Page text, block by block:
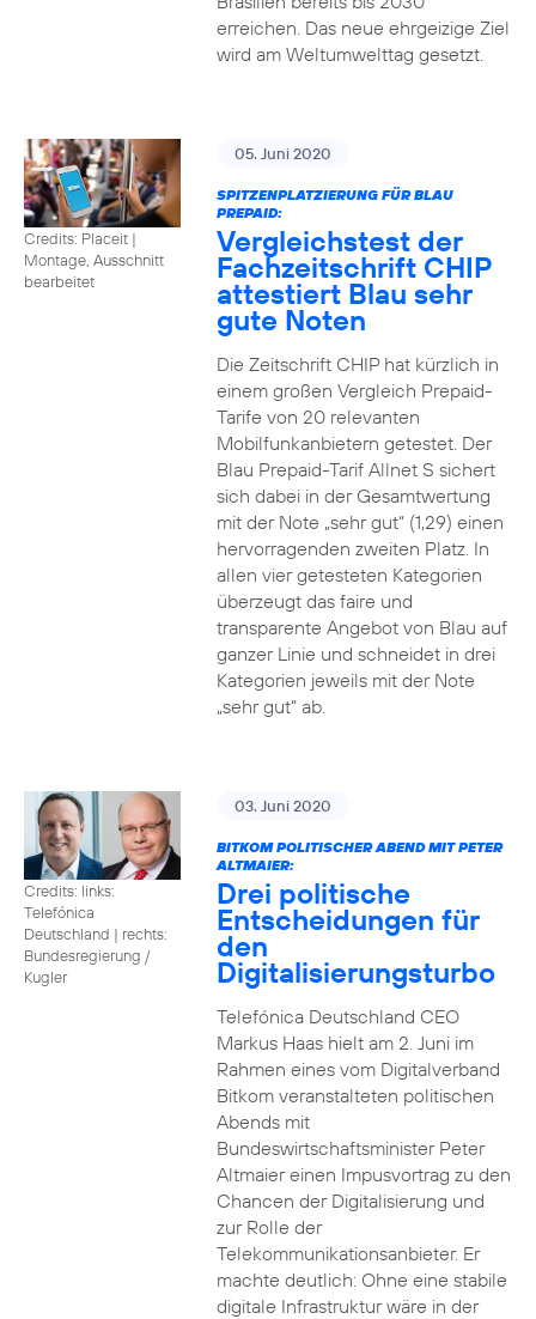
erreichen. Das neue ehrgeizige Ziel
wird am Weltumwelttag gesetzt.
Credits: Placeit |
Montage, Ausschnitt
bearbeitet
05. Juni 2020
SPITZENPLATZIERUNG FÜR BLAU
PREPAID:
Vergleichstest der
Fachzeitschrift CHIP
attestiert Blau sehr
gute Noten
Die Zeitschrift CHIP hat kürzlich in
einem großen Vergleich Prepaid-
Tarife von 20 relevanten
Mobilfunkanbietern getestet. Der
Blau Prepaid-Tarif Allnet S sichert
sich dabei in der Gesamtwertung
mit der Note „sehr gut“ (1,29) einen
hervorragenden zweiten Platz. In
allen vier getesteten Kategorien
überzeugt das faire und
transparente Angebot von Blau auf
ganzer Linie und schneidet in drei
Kategorien jeweils mit der Note
„sehr gut“ ab.
Credits: links:
Telefónica
Deutschland | rechts:
Bundesregierung /
Kugler
03. Juni 2020
BITKOM POLITISCHER ABEND MIT PETER
ALTMAIER:
Drei politische
Entscheidungen für
den
Digitalisierungsturbo
Telefónica Deutschland CEO
Markus Haas hielt am 2. Juni im
Rahmen eines vom Digitalverband
Bitkom veranstalteten politischen
Abends mit
Bundeswirtschaftsminister Peter
Altmaier einen Impusvortrag zu den
Chancen der Digitalisierung und
zur Rolle der
Telekommunikationsanbieter. Er
machte deutlich: Ohne eine stabile
digitale Infrastruktur wäre in der